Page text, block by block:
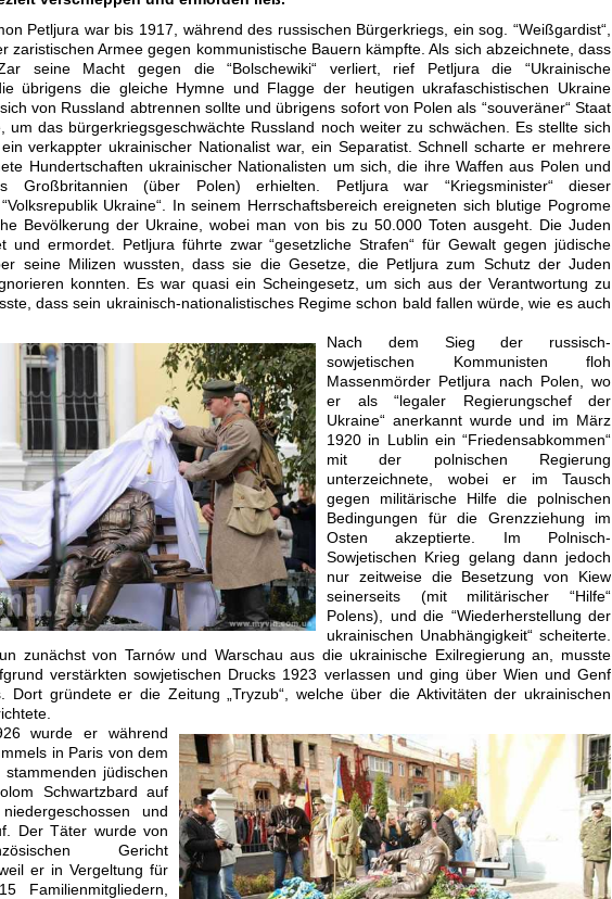
Petljura war bis 1917, während des russischen Bürgerkriegs, ein sog. “Weißgardist“,
zaristischen Armee gegen kommunistische Bauern kämpfte. Als sich abzeichnete, dass
seine Macht gegen die “Bolschewiki“ verliert, rief Petljura die “Ukrainische
übrigens die gleiche Hymne und Flagge der heutigen ukrafaschistischen Ukraine
von Russland abtrennen sollte und übrigens sofort von Polen als “souveräner“ Staat
um das bürgerkriegsgeschwächte Russland noch weiter zu schwächen. Es stellte sich
verkappter ukrainischer Nationalist war, ein Separatist. Schnell scharte er mehrere
Hundertschaften ukrainischer Nationalisten um sich, die ihre Waffen aus Polen und
Großbritannien (über Polen) erhielten. Petljura war “Kriegsminister“ dieser
Ukraine“. In seinem Herrschaftsbereich ereigneten sich blutige Pogrome
Bevölkerung der Ukraine, wobei man von bis zu 50.000 Toten ausgeht. Die Juden
und ermordet. Petljura führte zwar “gesetzliche Strafen“ für Gewalt gegen jüdische
seine Milizen wussten, dass sie die Gesetze, die Petljura zum Schutz der Juden
konnten. Es war quasi ein Scheingesetz, um sich aus der Verantwortung zu
dass sein ukrainisch-nationalistisches Regime schon bald fallen würde, wie es auch
Nach dem Sieg der russisch-
sowjetischen Kommunisten floh
Massenmörder Petljura nach Polen, wo
er als “legaler Regierungschef der
Ukraine“ anerkannt wurde und im März
1920 in Lublin ein “Friedensabkommen“
mit der polnischen Regierung
unterzeichnete, wobei er im Tausch
gegen militärische Hilfe die polnischen
Bedingungen für die Grenzziehung im
Osten akzeptierte. Im Polnisch-
Sowjetischen Krieg gelang dann jedoch
nur zeitweise die Besetzung von Kiew
seinerseits (mit militärischer “Hilfe“
Polens), und die “Wiederherstellung der
ukrainischen Unabhängigkeit“ scheiterte.
zunächst von Tarnów und Warschau aus die ukrainische Exilregierung an, musste
verstärkten sowjetischen Drucks 1923 verlassen und ging über Wien und Genf
Dort gründete er die Zeitung „Tryzub“, welche über die Aktivitäten der ukrainischen
wurde er während
in Paris von dem
jüdischen
Schwartzbard auf
und
Der Täter wurde von
Gericht
er in Vergeltung für
Familienmitgliedern,